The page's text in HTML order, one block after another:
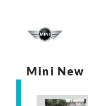
Mini New